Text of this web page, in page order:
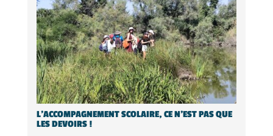
L’ACCOMPAGNEMENT SCOLAIRE, CE N’EST PAS QUE
LES DEVOIRS !